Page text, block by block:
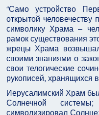
“Само устройство
открытой человечеству
символику Храма –
рамок существования
жрецы Храма
своими знаниями о
свои телогические
рукописей, хранящихся
Иерусалимский Храм
Солнечной
символизировал